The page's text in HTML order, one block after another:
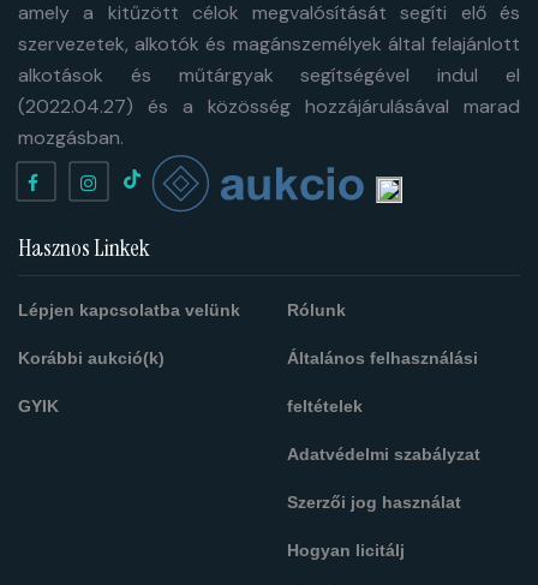
amely a kitűzött célok megvalósítását segíti elő és
szervezetek, alkotók és magánszemélyek által felajánlott
alkotások és műtárgyak segítségével indul el
(2022.04.27) és a közösség hozzájárulásával marad
mozgásban.
Hasznos Linkek
Lépjen kapcsolatba velünk
Korábbi aukció(k)
GYIK
Rólunk
Általános felhasználási
feltételek
Adatvédelmi szabályzat
Szerzői jog használat
Hogyan licitálj